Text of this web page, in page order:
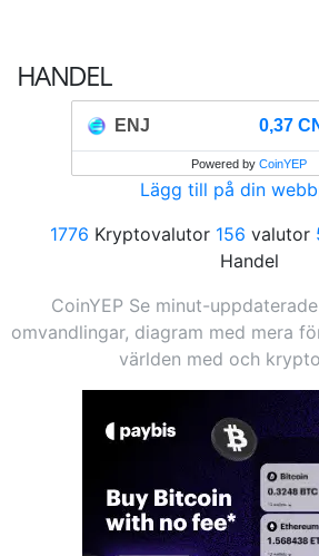
HANDEL
ENJ 0,37
Powered by CoinYEP
Lägg till på din
1776 Kryptovalutor 156 valutor
Handel
CoinYEP Se minut-
omvandlingar, diagram med mera
världen med och